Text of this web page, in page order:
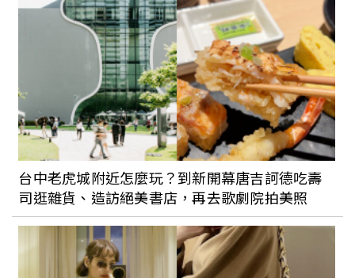
綠色聚落慢慢行！在「中興新村」飲好
茶、嚐甜點、體驗綠色手作，放假就到南
投放鬆一下！
探訪潮州玩森林！熱門景點、打卡美食、
小鎮風情一次收，來屏東享受愜意就對
了！
樂活體驗賞綠意！來花蓮吉安騎乘單車、
漫遊步道，盡情沉浸在香草的浪漫氛圍中
吧！
台中老虎城附近怎麼玩？到新開幕唐吉訶德吃壽
司逛雜貨、造訪絕美書店，再去歌劇院拍美照